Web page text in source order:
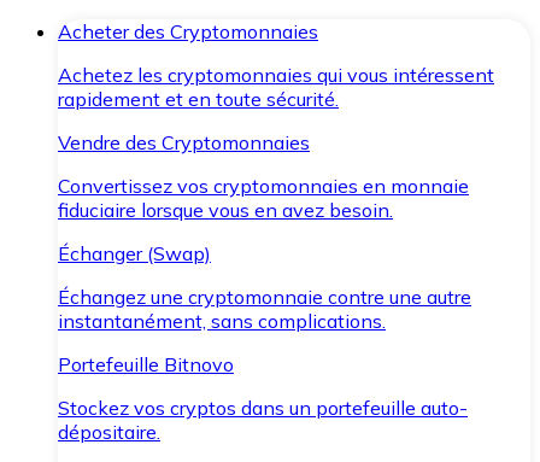
Acheter des Cryptomonnaies
Achetez les cryptomonnaies qui vous intéressent
rapidement et en toute sécurité.
Vendre des Cryptomonnaies
Convertissez vos cryptomonnaies en monnaie
fiduciaire lorsque vous en avez besoin.
Échanger (Swap)
Échangez une cryptomonnaie contre une autre
instantanément, sans complications.
Portefeuille Bitnovo
Stockez vos cryptos dans un portefeuille auto-
dépositaire.